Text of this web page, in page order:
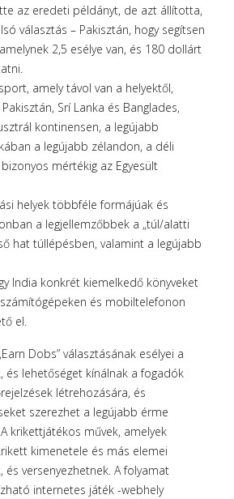
az eredeti példányt, de azt állította,
választás – Pakisztán, hogy segítsen
2,5 esélye van, és 180 dollárt
amely távol van a helyektől,
Srí Lanka és Banglades,
kontinensen, a legújabb
a legújabb zélandon, a déli
mértékig az Egyesült
helyek többféle formájúak és
a legjellemzőbbek a „túl/alatti
hat túllépésben, valamint a legújabb
India konkrét kiemelkedő könyveket
és mobiltelefonon
el.
Dobs” választásának esélyei a
és lehetőséget kínálnak a fogadók
létrehozására, és
szerezhet a legújabb érme
krikettjátékos művek, amelyek
kimenetele és más elemei
és versenyezhetnek. A folyamat
internetes játék -webhely